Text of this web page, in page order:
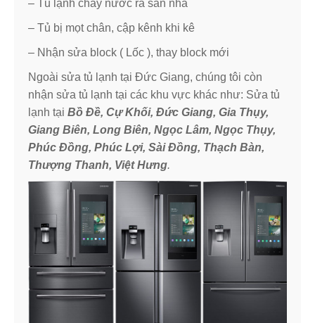
– Tủ lạnh chảy nước ra sàn nhà
– Tủ bị mọt chân, cập kênh khi kê
– Nhận sửa block ( Lốc ), thay block mới
Ngoài sửa tủ lạnh tại Đức Giang, chúng tôi còn
nhận sửa tủ lạnh tại các khu vực khác như: Sửa tủ
lạnh tại Bồ Đề, Cự Khối, Đức Giang, Gia Thụy,
Giang Biên, Long Biên, Ngọc Lâm, Ngọc Thụy,
Phúc Đồng, Phúc Lợi, Sài Đồng, Thạch Bàn,
Thượng Thanh, Việt Hưng.